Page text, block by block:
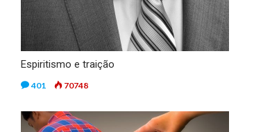
Espiritismo e traição
401 70748